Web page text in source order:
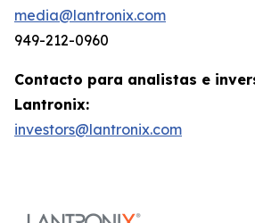
media@lantronix.com
949-212-0960
Contacto para analistas e
Lantronix:
investors@lantronix.com